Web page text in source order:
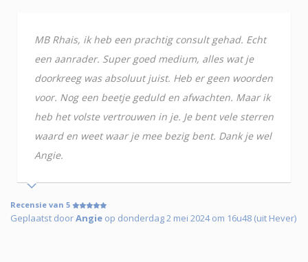
MB Rhais, ik heb een prachtig consult gehad. Echt
een aanrader. Super goed medium, alles wat je
doorkreeg was absoluut juist. Heb er geen woorden
voor. Nog een beetje geduld en afwachten. Maar ik
heb het volste vertrouwen in je. Je bent vele sterren
waard en weet waar je mee bezig bent. Dank je wel
Angie.
Recensie van 5
Geplaatst doorAngie op donderdag 2 mei 2024 om 16u48 (uit Hever)